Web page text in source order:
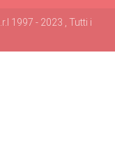
1997 - 2023 , Tutti i